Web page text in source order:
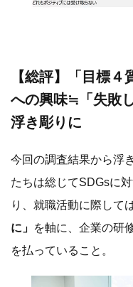
【総評】「目標４
への興味≒「失敗
浮き彫りに
今回の調査結果から浮
たちは総じてSDGsに
り、就職活動に際して
に」 を軸に、企業の研
を払っていること。